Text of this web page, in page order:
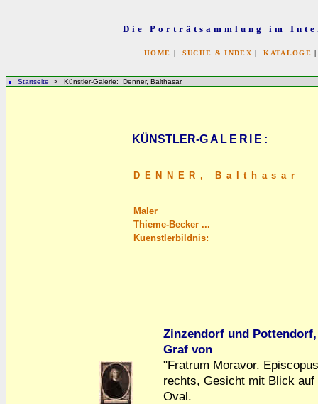
Die Porträtsammlung im
HOME | SUCHE & INDEX |KATALOGE
Startseite > Künstler-Galerie: Denner, Balthasar,
KÜNSTLER-GALERIE :
DENNER, Balthasar
Maler
Thieme-Becker ...
Kuenstlerbildnis:
Zinzendorf und
Graf von
"Fratrum Moravor.
rechts, Gesicht mit Blick auf
Oval.